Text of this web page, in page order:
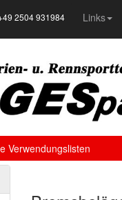
2504 931984 Links
Verwendungslisten